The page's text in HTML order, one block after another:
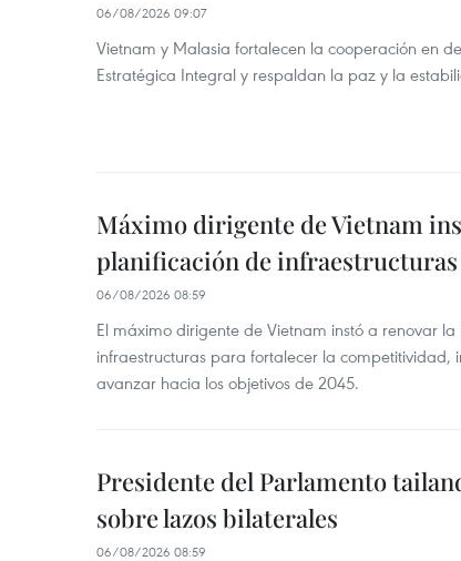
06/08/2026 09:07
Vietnam y Malasia fortalecen la cooperación en
Estratégica Integral y respaldan la paz y la
Máximo dirigente de Vietnam
planificación de infraestructuras
06/08/2026 08:59
El máximo dirigente de Vietnam instó a renovar
infraestructuras para fortalecer la competitividad,
avanzar hacia los objetivos de 2045.
Presidente del Parlamento
sobre lazos bilaterales
06/08/2026 08:59